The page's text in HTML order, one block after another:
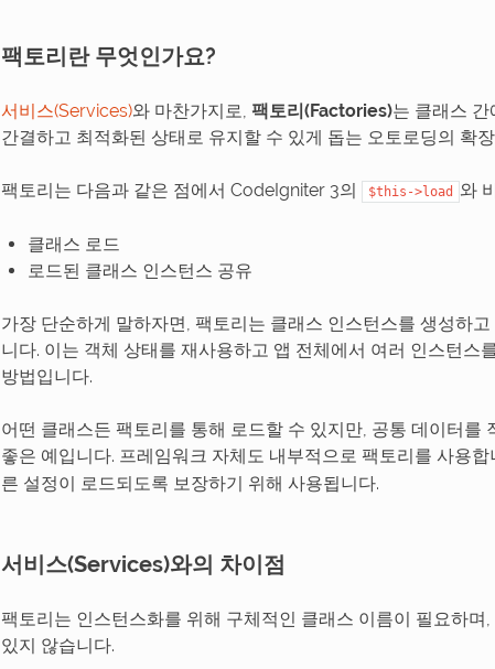
팩토리란 무엇인가요?
서비스(Services)와 마찬가지로, 팩토리(Factories)는 클래스 간
간결하고 최적화된 상태로 유지할 수 있게 돕는 오토로딩의 확
팩토리는 다음과 같은 점에서 CodeIgniter 3의 $this->load 와
클래스 로드
로드된 클래스 인스턴스 공유
가장 단순하게 말하자면, 팩토리는 클래스 인스턴스를 생성하
니다. 이는 객체 상태를 재사용하고 앱 전체에서 여러 인스턴스
방법입니다.
어떤 클래스든 팩토리를 통해 로드할 수 있지만, 공통 데이터
좋은 예입니다. 프레임워크 자체도 내부적으로 팩토리를 사용합
른 설정이 로드되도록 보장하기 위해 사용됩니다.
서비스(Services)와의 차이점
팩토리는 인스턴스화를 위해 구체적인 클래스 이름이 필요하
있지 않습니다.